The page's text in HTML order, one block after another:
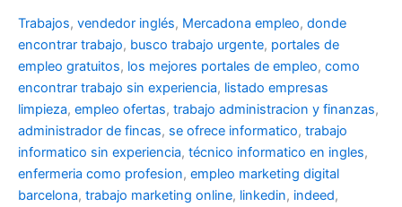
Trabajos, vendedor inglés, Mercadona empleo, donde
encontrar trabajo, busco trabajo urgente, portales de
empleo gratuitos, los mejores portales de empleo, como
encontrar trabajo sin experiencia, listado empresas
limpieza, empleo ofertas, trabajo administracion y finanzas,
administrador de fincas, se ofrece informatico, trabajo
informatico sin experiencia, técnico informatico en ingles,
enfermeria como profesion, empleo marketing digital
barcelona, trabajo marketing online, linkedin, indeed,